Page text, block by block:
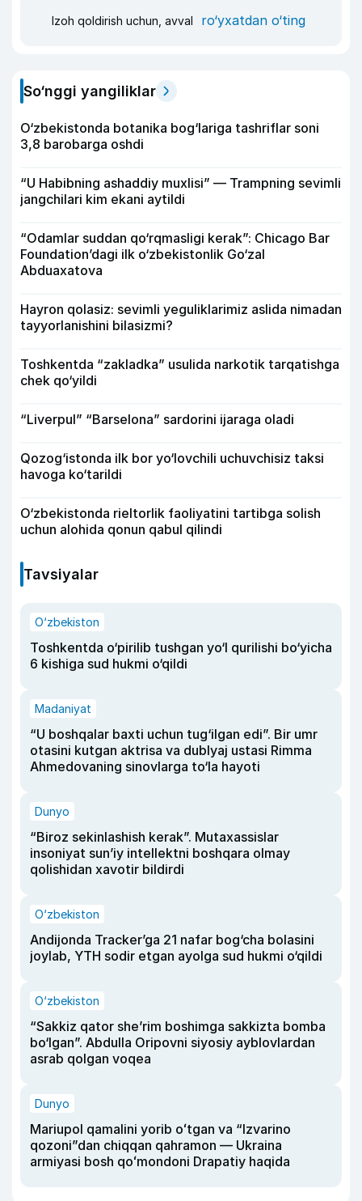
Izoh qoldirish uchun, avval ro‘yxatdan o‘ting
So‘nggi yangiliklar
O‘zbekistonda botanika bog‘lariga tashriflar soni
3,8 barobarga oshdi
“U Habibning ashaddiy muxlisi” — Trampning sevimli
jangchilari kim ekani aytildi
“Odamlar suddan qo‘rqmasligi kerak”: Chicago Bar
Foundation’dagi ilk o‘zbekistonlik Go‘zal
Abduaxatova
Hayron qolasiz: sevimli yeguliklarimiz aslida nimadan
tayyorlanishini bilasizmi?
Toshkentda “zakladka” usulida narkotik tarqatishga
chek qo‘yildi
“Liverpul” “Barselona” sardorini ijaraga oladi
Qozog‘istonda ilk bor yo‘lovchili uchuvchisiz taksi
havoga ko‘tarildi
O‘zbekistonda rieltorlik faoliyatini tartibga solish
uchun alohida qonun qabul qilindi
Tavsiyalar
O‘zbekiston
Toshkentda o‘pirilib tushgan yo‘l qurilishi bo‘yicha
6 kishiga sud hukmi o‘qildi
Madaniyat
“U boshqalar baxti uchun tug‘ilgan edi”. Bir umr
otasini kutgan aktrisa va dublyaj ustasi Rimma
Ahmedovaning sinovlarga to‘la hayoti
Dunyo
“Biroz sekinlashish kerak”. Mutaxassislar
insoniyat sun’iy intellektni boshqara olmay
qolishidan xavotir bildirdi
O‘zbekiston
Andijonda Tracker’ga 21 nafar bog‘cha bolasini
joylab, YTH sodir etgan ayolga sud hukmi o‘qildi
O‘zbekiston
“Sakkiz qator she’rim boshimga sakkizta bomba
bo‘lgan”. Abdulla Oripovni siyosiy ayblovlardan
asrab qolgan voqea
Dunyo
Mariupol qamalini yorib oʻtgan va “Izvarino
qozoni”dan chiqqan qahramon — Ukraina
armiyasi bosh qoʻmondoni Drapatiy haqida